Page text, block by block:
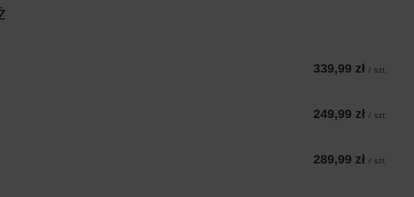
339,99 zł / szt.
249,99 zł / szt.
289,99 zł / szt.